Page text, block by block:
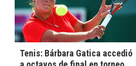
Tenis: Bárbara Gatica accedió